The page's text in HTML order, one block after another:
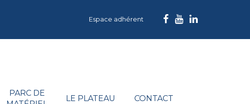
Espace adhérent
PARC DE
LE PLATEAU CONTACT